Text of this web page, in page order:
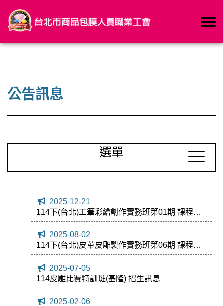
公告訊息
選單
2025-12-21
114下(台北)工筆彩繪創作實務班第01期 課程代
碼：165579
2025-08-02
114下(台北)皮革皮雕製作實務班第06期 課程代
碼：165578
2025-07-05
114皮雕比賽特訓班(基隆) 招生訊息
2025-02-06